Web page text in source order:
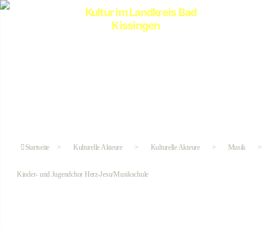
Startseite > Kulturelle Akteure > Kulturelle Akteure > Musik >
Kinder- und Jugendchor Herz-Jesu/Musikschule